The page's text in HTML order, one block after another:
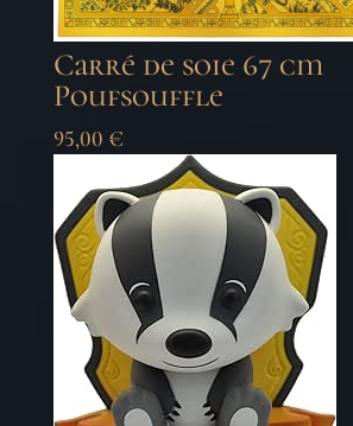
Carré de soie 67 cm
Poufsouffle
95,00 €